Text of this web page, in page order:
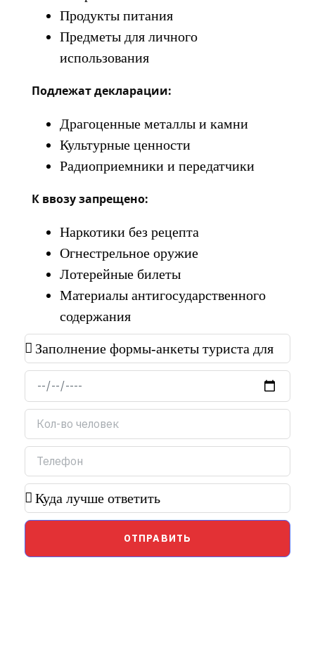
Продукты питания
Предметы для личного
использования
Подлежат декларации:
Драгоценные металлы и камни
Культурные ценности
Радиоприемники и передатчики
К ввозу запрещено:
Наркотики без рецепта
Огнестрельное оружие
Лотерейные билеты
Материалы антигосударственного
содержания
ОТПРАВИТЬ